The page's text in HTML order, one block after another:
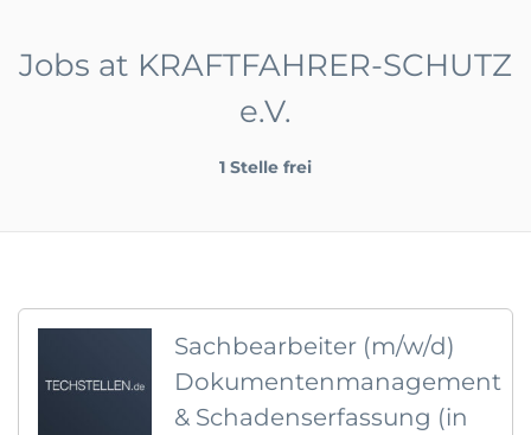
Jobs at KRAFTFAHRER-SCHUTZ
e.V.
1 Stelle frei
Sachbearbeiter (m/w/d)
Dokumentenmanagement
& Schadenserfassung (in